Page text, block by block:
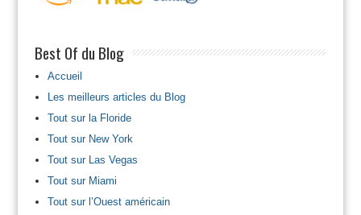
Best Of du Blog
Accueil
Les meilleurs articles du Blog
Tout sur la Floride
Tout sur New York
Tout sur Las Vegas
Tout sur Miami
Tout sur l’Ouest américain